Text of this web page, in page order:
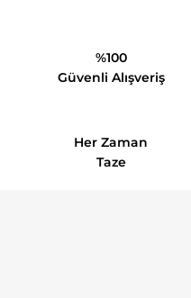
%100
Güvenli Alışveriş
Her Zaman
Taze